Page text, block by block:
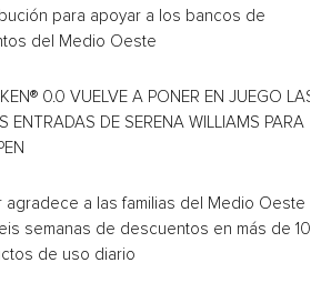
para apoyar a los bancos de
del Medio Oeste
0.0 VUELVE A PONER EN JUEGO LAS
ENTRADAS DE SERENA WILLIAMS PARA
agradece a las familias del Medio Oeste
semanas de descuentos en más de
de uso diario